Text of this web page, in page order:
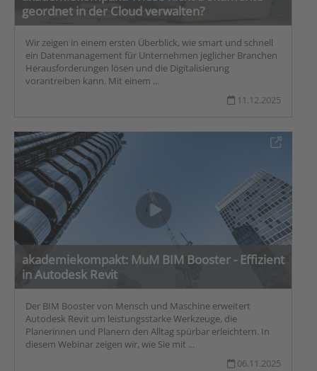
geordnet in der Cloud verwalten?
Wir zeigen in einem ersten Überblick, wie smart und schnell
ein Datenmanagement für Unternehmen jeglicher Branchen
Herausforderungen lösen und die Digitalisierung
vorantreiben kann. Mit einem ...
11.12.2025
akademiekompakt: MuM BIM Booster - Effizient
in Autodesk Revit
Der BIM Booster von Mensch und Maschine erweitert
Autodesk Revit um leistungsstarke Werkzeuge, die
Planerinnen und Planern den Alltag spürbar erleichtern. In
diesem Webinar zeigen wir, wie Sie mit ...
06.11.2025